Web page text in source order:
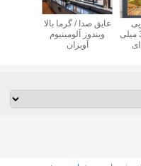
عایق صدا / گرما بالا
ویندوز آلومینیوم
آویزان
آلومینیومی 3.0 میلی